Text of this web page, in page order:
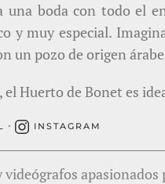
boda con todo el
muy especial.
un pozo de origen
Huerto de Bonet es
· INSTAGRAM
videógrafos